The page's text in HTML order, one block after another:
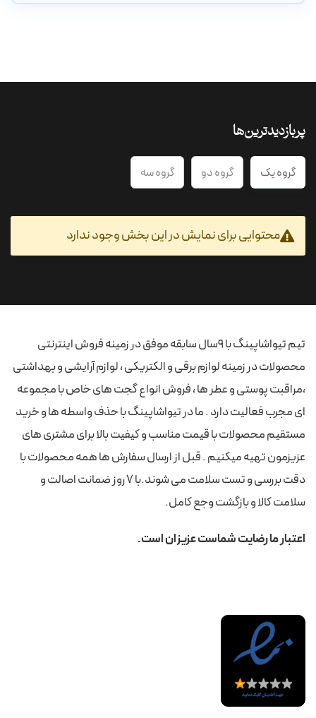
پربازدیدترین‌ها
گروه یک گروه دو گروه سه
محتوایی برای نمایش در این بخش وجود ندارد
تیم تیواشاپینگ با 9سال سابقه موفق در زمینه فروش اینترنتی
محصولات در زمینه لوازم برقی و الکتریکی ، لوازم آرایشی و بهداشتی
،مراقبت پوستی و عطر ها ، فروش انواع گجت های خاص با مجموعه
ای مجرب فعالیت دارد . ما در تیواشاپینگ با حذف واسطه ها و خرید
مستقیم محصولات با قیمت مناسب و کیفیت بالا برای مشتری های
عزیزمون تهیه میکنیم . قبل از ارسال سفارش ها همه محصولات با
دقت بررسی و تست سلامت می شوند.با 7 روز ضمانت اصالت و
سلامت کالا و بازگشت وجع کامل.
اعتبار ما رضایت شماست عزیزان است.